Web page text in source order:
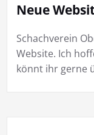
Neue
Schachverein
Website. Ich
könnt ihr gerne